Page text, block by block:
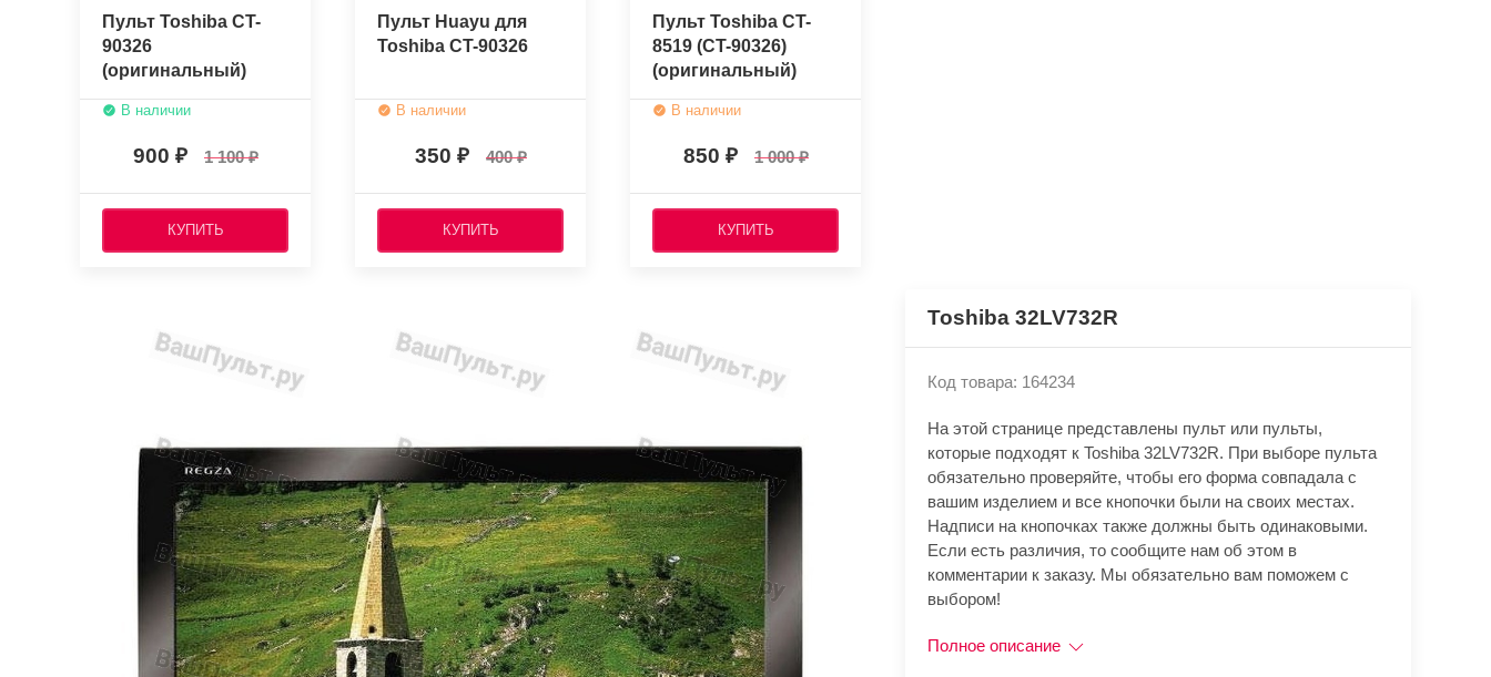
Пульт Toshiba CT-
90326
(оригинальный)
В наличии
900 1 100
КУПИТЬ
Пульт Huayu для
Toshiba CT-90326
В наличии
350 400
КУПИТЬ
Пульт Toshiba CT-
8519 (CT-90326)
(оригинальный)
В наличии
850 1 000
КУПИТЬ
Toshiba 32LV732R
Код товара: 164234
На этой странице представлены пульт или пульты,
которые подходят к Toshiba 32LV732R. При выборе пульта
обязательно проверяйте, чтобы его форма совпадала с
вашим изделием и все кнопочки были на своих местах.
Надписи на кнопочках также должны быть одинаковыми.
Если есть различия, то сообщите нам об этом в
комментарии к заказу. Мы обязательно вам поможем с
выбором!
Полное описание